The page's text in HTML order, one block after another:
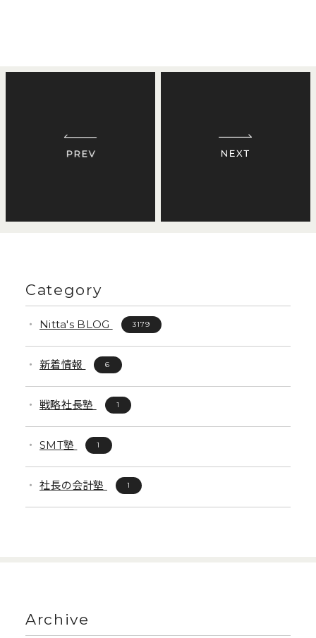
Category
Nitta's BLOG 3179
新着情報 6
戦略社長塾 1
SMT塾 1
社長の会計塾 1
Archive